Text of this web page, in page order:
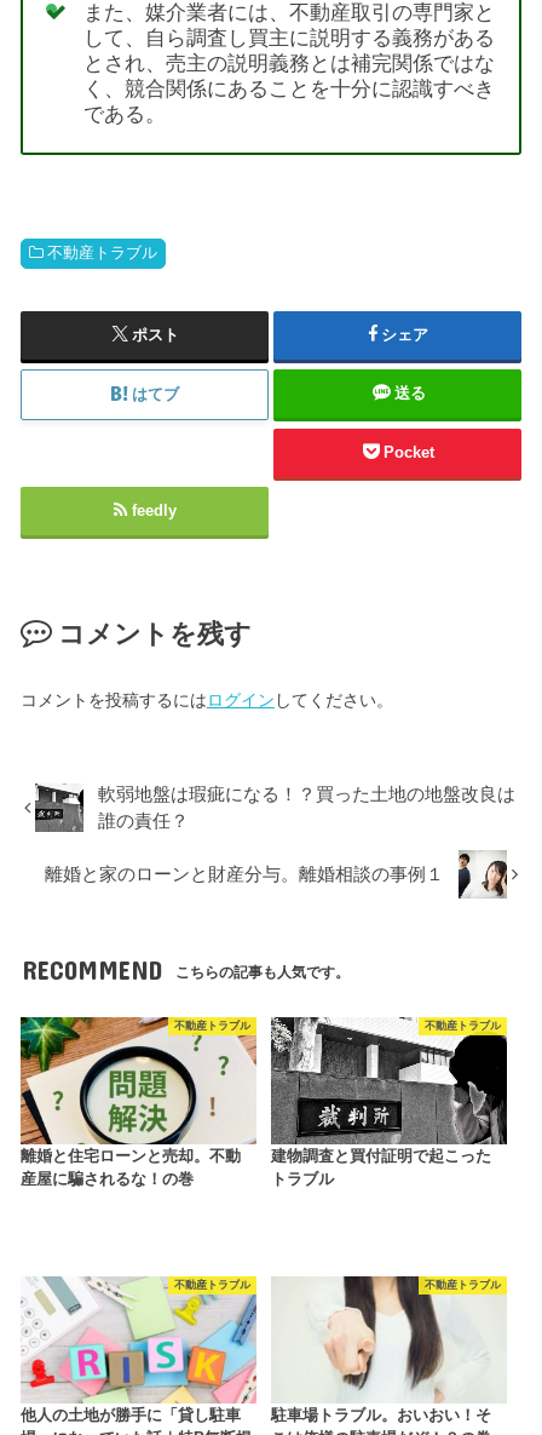
また、媒介業者には、不動産取引の専門家と
して、自ら調査し買主に説明する義務がある
とされ、売主の説明義務とは補完関係ではな
く、競合関係にあることを十分に認識すべき
である。
不動産トラブル
ポスト シェア
はてブ 送る
Pocket
feedly
コメントを残す
コメントを投稿するにはログイン してください。
軟弱地盤は瑕疵になる！？買った土地の地盤改良は
誰の責任？
離婚と家のローンと財産分与。離婚相談の事例１
RECOMMEND こちらの記事も人気です。
不動産トラブル
離婚と住宅ローンと売却。不動
産屋に騙されるな！の巻
不動産トラブル
建物調査と買付証明で起こった
トラブル
不動産トラブル
他人の土地が勝手に「貸し駐車
不動産トラブル
駐車場トラブル。おいおい！そ